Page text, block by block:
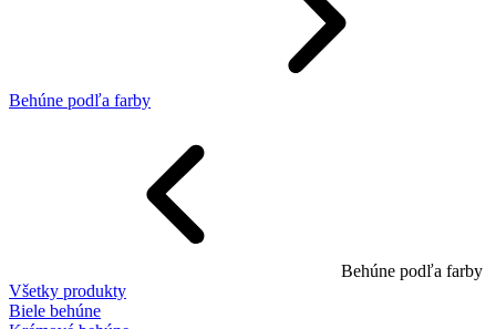
Behúne podľa farby
Behúne podľa farby
Všetky produkty
Biele behúne